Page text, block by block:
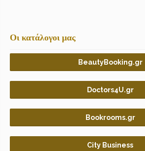
Οι κατάλογοι μας
BeautyBooking.gr
Doctors4U.gr
Bookrooms.gr
City Business